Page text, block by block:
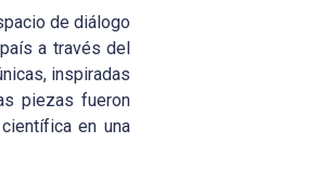
de diálogo
a través del
inspiradas
piezas fueron
en una